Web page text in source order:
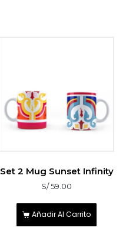
Set 2 Mug Sunset Infinity
S/59.00
Añadir Al Carrito